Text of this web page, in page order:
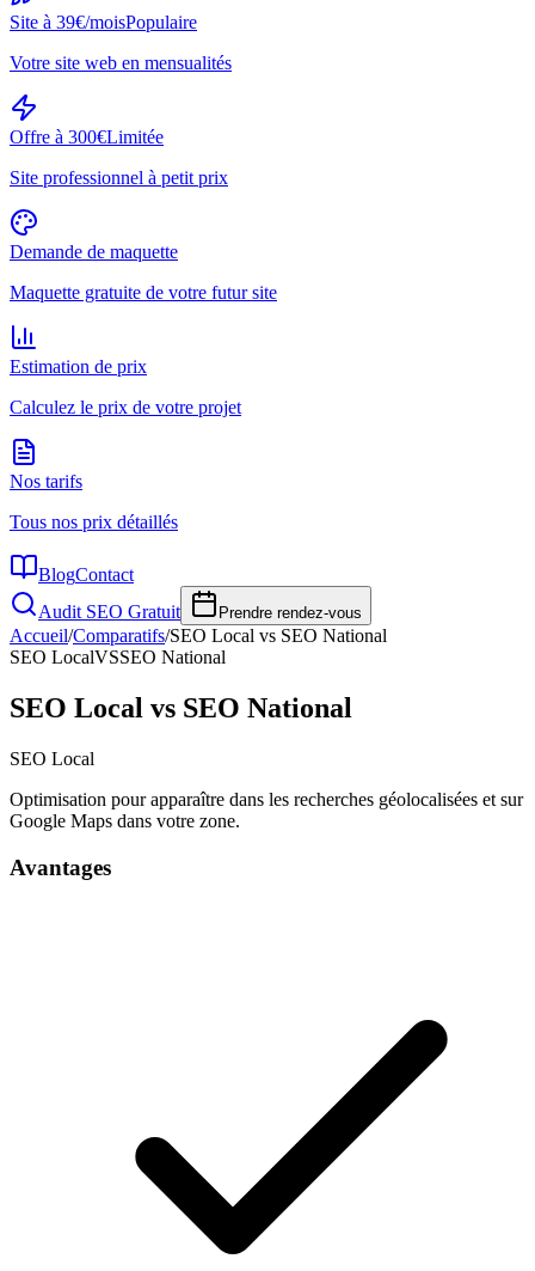
Site à 39€/moisPopulaire
Votre site web en mensualités
Offre à 300€Limitée
Site professionnel à petit prix
Demande de maquette
Maquette gratuite de votre futur site
Estimation de prix
Calculez le prix de votre projet
Nos tarifs
Tous nos prix détaillés
BlogContact
Audit SEO Gratuit
Prendre rendez-vous
Accueil/Comparatifs/SEO Local vs SEO National
SEO LocalVSSEO National
SEO Local vs SEO National
SEO Local
Optimisation pour apparaître dans les recherches géolocalisées et sur
Google Maps dans votre zone.
Avantages